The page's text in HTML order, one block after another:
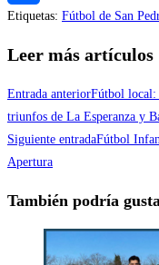
Compartir
Etiquetas: Fútbol de San
Leer más artículos
Entrada anteriorFútbol local:
triunfos de La Esperanza y
Siguiente entradaFútbol
Apertura
También podría